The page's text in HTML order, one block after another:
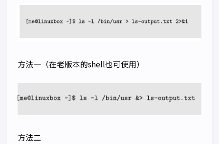
方法一（在老版本的shell也可使用）
方法二